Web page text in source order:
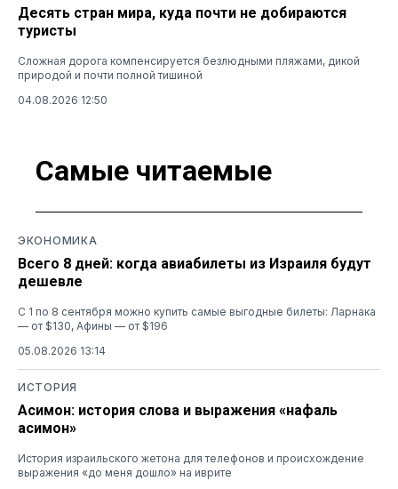
Десять стран мира, куда почти не добираются
туристы
Сложная дорога компенсируется безлюдными пляжами, дикой
природой и почти полной тишиной
04.08.2026 12:50
Самые читаемые
ЭКОНОМИКА
Всего 8 дней: когда авиабилеты из Израиля будут
дешевле
С 1 по 8 сентября можно купить самые выгодные билеты: Ларнака
— от $130, Афины — от $196
05.08.2026 13:14
ИСТОРИЯ
Асимон: история слова и выражения «нафаль
асимон»
История израильского жетона для телефонов и происхождение
выражения «до меня дошло» на иврите